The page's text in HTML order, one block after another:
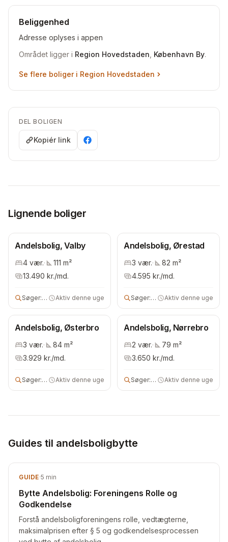
Beliggenhed
Adresse oplyses i appen
Området ligger i Region Hovedstaden København By.
Se flere boliger i Region Hovedstaden
DEL BOLIGEN
Kopiér link
Lignende boliger
Andelsbolig, Valby
4 vær.· 111 m²
13.490 kr./md.
Søger:2 vær andels- eller ejerbolig
Aktiv denne uge
Andelsbolig, Ørestad
3 vær.· 82 m²
4.595 kr./md.
Søger:andels- eller ejerbolig
Aktiv denne uge
Andelsbolig, Østerbro
3 vær.· 84 m²
3.929 kr./md.
Søger:andelsbolig
Aktiv denne uge
Andelsbolig, Nørrebro
2 vær.· 79 m²
3.650 kr./md.
Søger:2 vær bolig
Aktiv denne uge
Guides til andelsboligbytte
GUIDE·5 min
Bytte Andelsbolig: Foreningens Rolle og
Godkendelse
Forstå andelsboligforeningens rolle, vedtægterne,
maksimalprisen efter § 5 og godkendelsesprocessen